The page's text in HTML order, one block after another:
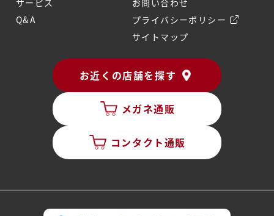
サービス
Q&A
お問い合わせ
プライバシーポリシー
サイトマップ
お近くの店舗を探す
メガネ通販
コンタクト通販